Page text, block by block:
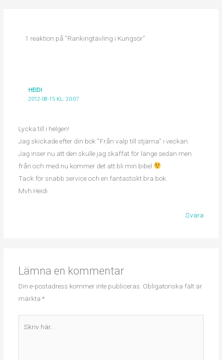
1 reaktion på ”Rankingtävling i Kungsör”
HEIDI
2012-08-15 KL. 20:07
Lycka till i helgen!
Jag skickade efter din bok ”Från valp till stjärna” i veckan.
Jag inser nu att den skulle jag skaffat för länge sedan men
från och med nu kommer det att bli min bibel
Tack för snabb service och en fantastiskt bra bok.
Mvh Heidi
Svara
Lämna en kommentar
Din e-postadress kommer inte publiceras. Obligatoriska fält är
märkta *